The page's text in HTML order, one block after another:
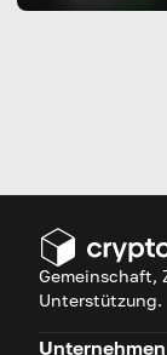
Gemeinschaft,
Unterstützung.
Unternehmen